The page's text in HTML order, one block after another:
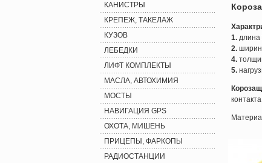
КАНИСТРЫ
КРЕПЕЖ, ТАКЕЛАЖ
КУЗОВ
ЛЕБЕДКИ
ЛИФТ КОМПЛЕКТЫ
МАСЛА, АВТОХИМИЯ
МОСТЫ
НАВИГАЦИЯ GPS
ОХОТА, МИШЕНЬ
ПРИЦЕПЫ, ФАРКОПЫ
РАДИОСТАНЦИИ
1.длина
2.
4.
5.